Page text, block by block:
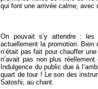
qui font une arrivée calme, avec
On pouvait s’y attendre : les
actuellement la promotion. Bien
n’était pas fait pour chauffer
n’avait pas non plus
Indulgence du public due à
quart de tour ! Le son des
Satoshi, au chant.